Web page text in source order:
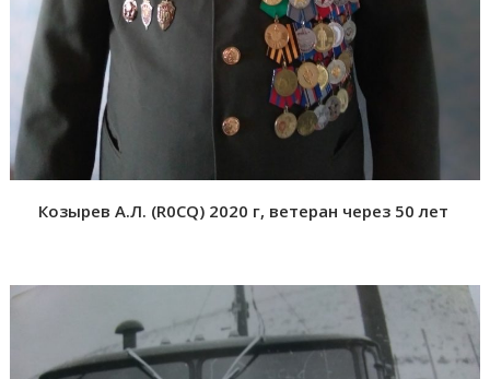
Козырев А.Л. (R0CQ) 2020 г, ветеран через 50 лет